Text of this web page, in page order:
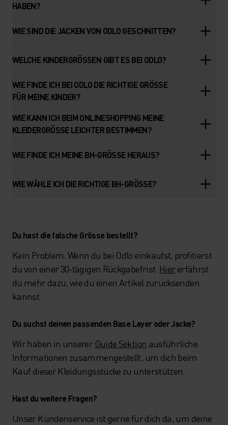
HABEN?
WIE SIND DIE JACKEN VON ODLO GESCHNITTEN?
WELCHE KINDERGRÖSSEN GIBT ES BEI ODLO?
WIE FINDE ICH BEI ODLO DIE RICHTIGE GRÖSSE
FÜR MEINE KINDER?
WIE KANN ICH BEIM ONLINESHOPPING MEINE
KLEIDERGRÖSSE LEICHTER BESTIMMEN?
WIE FINDE ICH MEINE BH-GRÖSSE HERAUS?
WIE WÄHLE ICH DIE RICHTIGE BH-GRÖSSE?
Du hast die falsche Grösse bestellt?
Kein Problem. Wenn du bei Odlo einkaufst, profitierst
du von einer 30-tägigen Rückgabefrist. Hier erfährst
du mehr dazu, wie du einen Artikel zurücksenden
kannst.
Du suchst deinen passenden Base Layer oder Jacke?
Wir haben in unserer Guide Sektion ausführliche
Informationen zusammengestellt, um dich beim
Kauf dieser Kleidungsstücke zu unterstützen.
Hast du weitere Fragen?
Unser Kundenservice ist gerne für dich da, um deine